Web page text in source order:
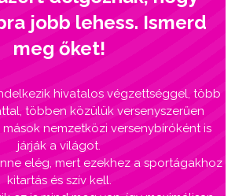
jobb lehess. Ismerd
meg őket!
hivatalos végzettséggel, több
többen közülük versenyszerűen
nemzetközi versenybíróként is
járják a világot.
elég, mert ezekhez a sportágakhoz
kitartás és szív kell.